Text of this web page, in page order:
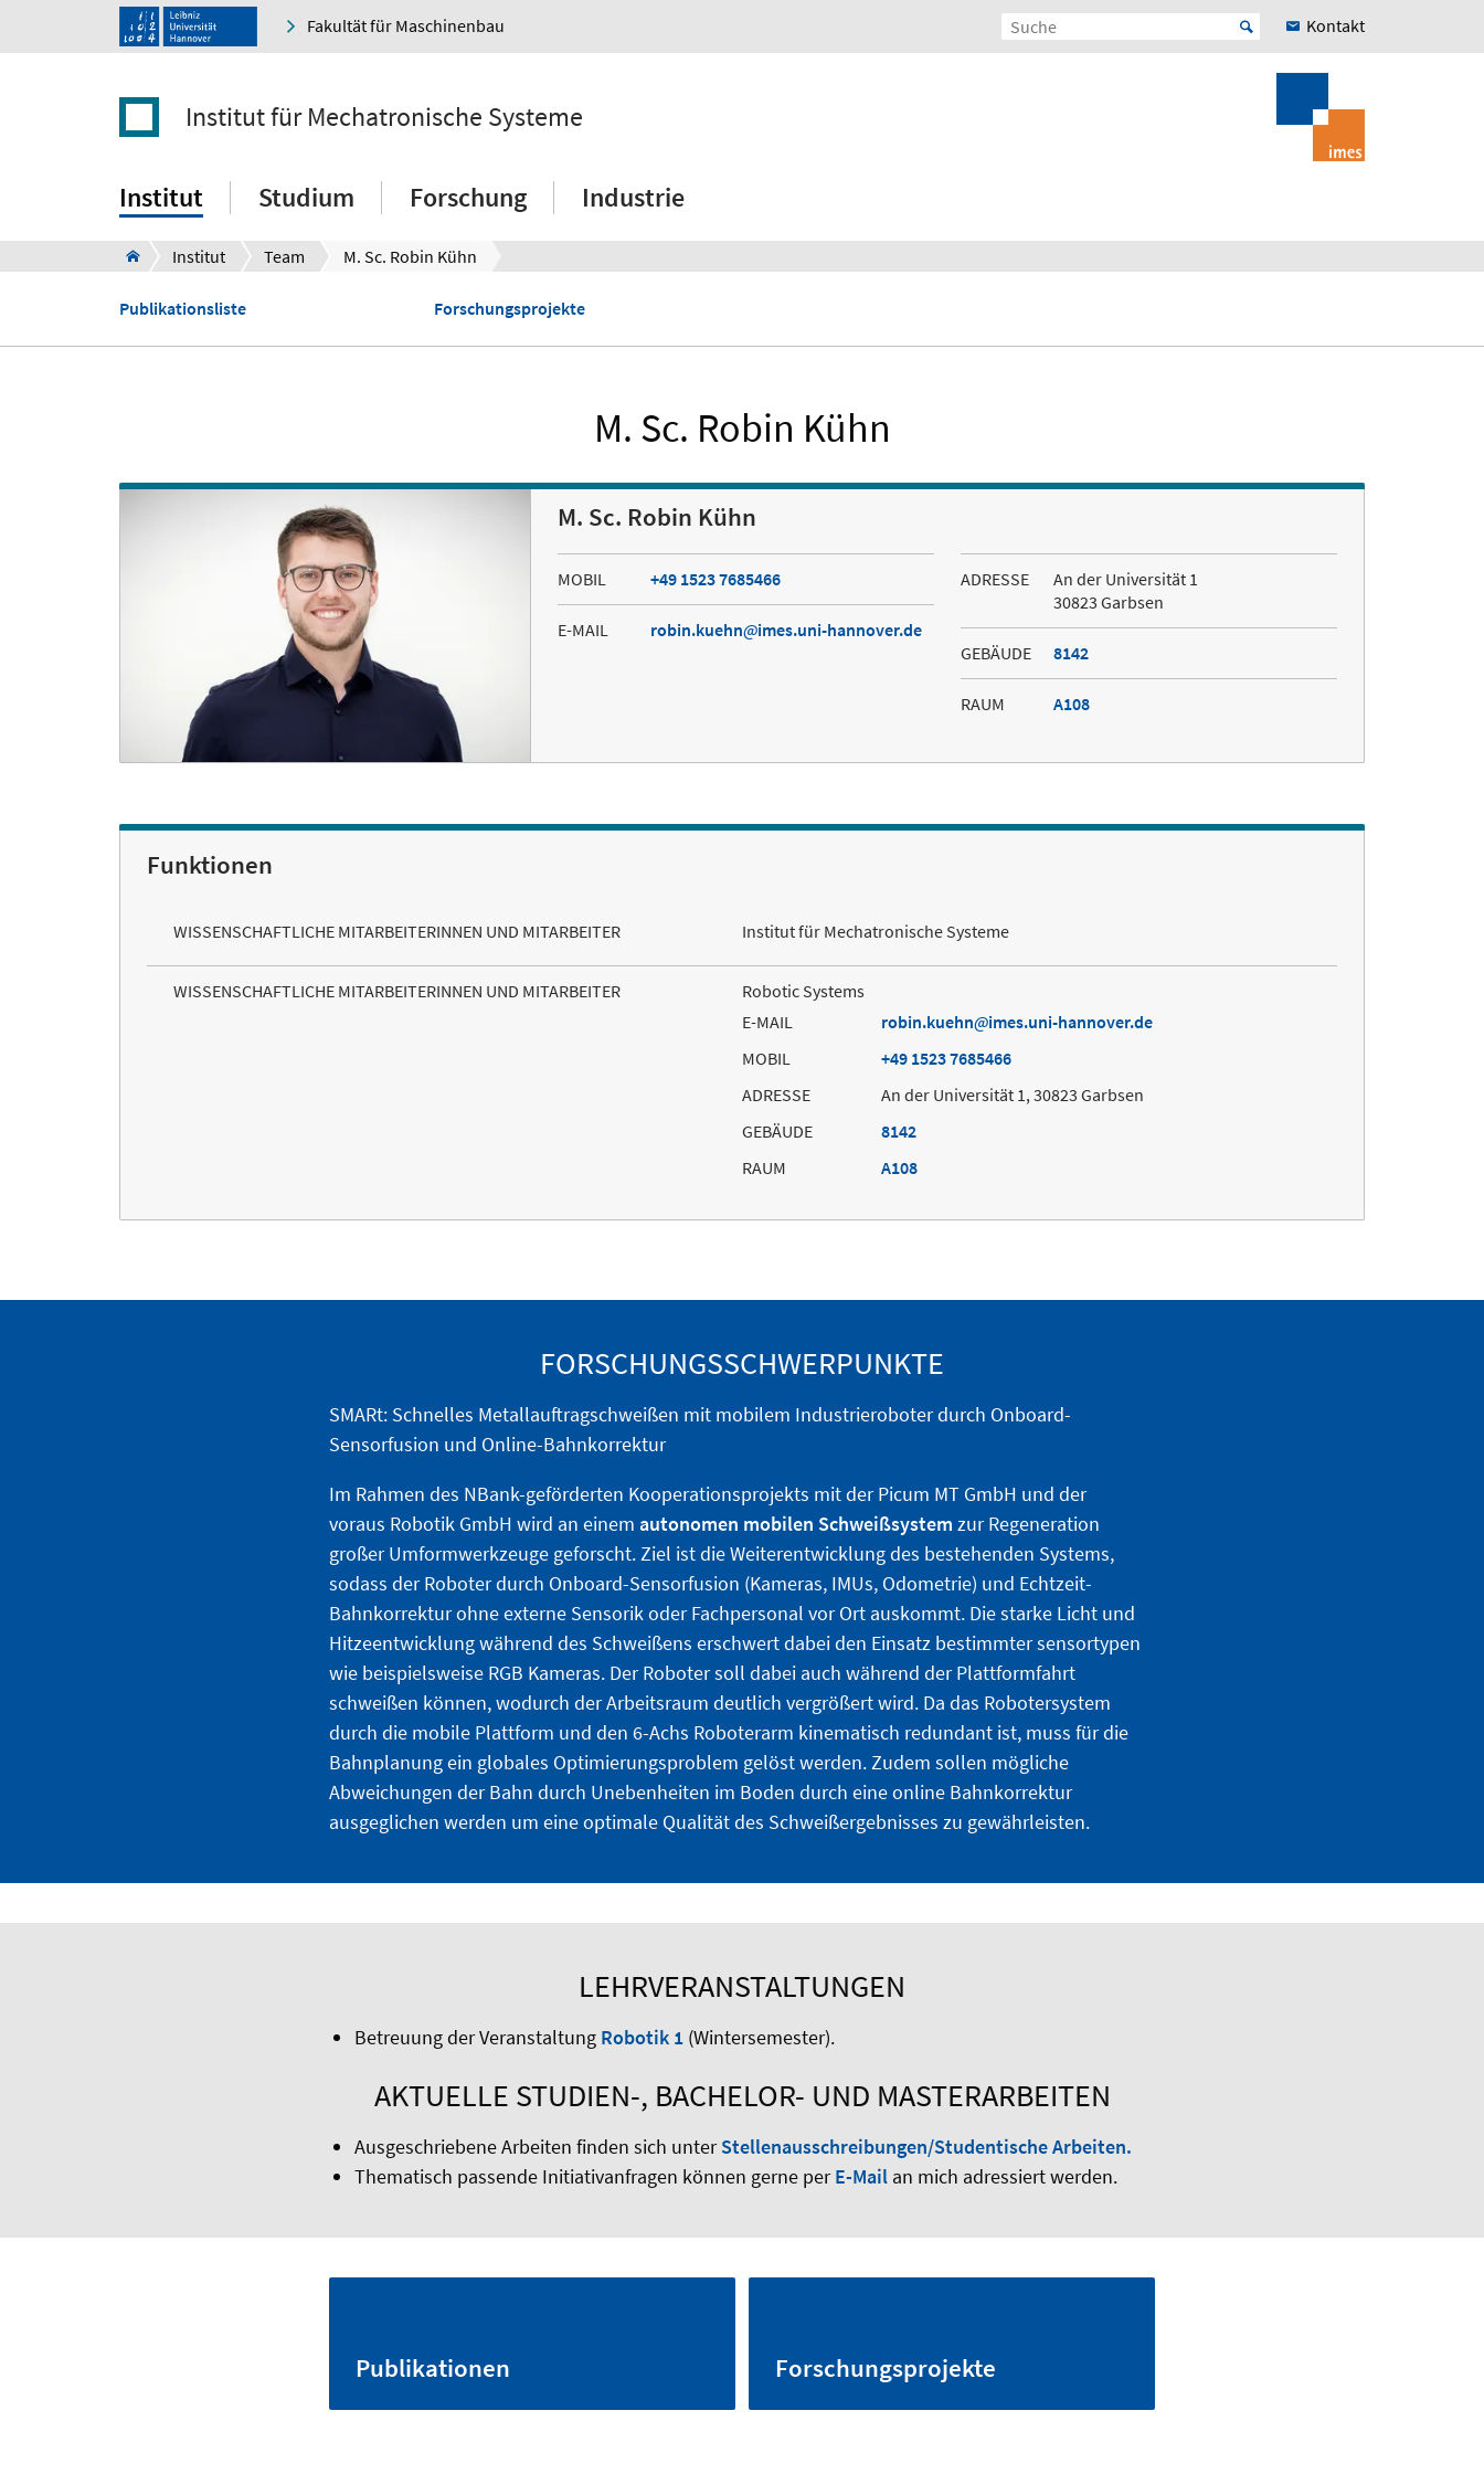
Fakultät für Maschinenbau Kontakt
Institut für Mechatronische Systeme
Institut Studium Forschung Industrie
Institut Team M. Sc. Robin Kühn
Publikationsliste Forschungsprojekte
M. Sc. Robin Kühn
M. Sc. Robin Kühn
MOBIL +49 1523 7685466
E-MAIL robin.kuehn imes.uni-hannover.de
ADRESSE
An der Universität 1
30823 Garbsen
GEBÄUDE 8142
RAUM A108
Funktionen
WISSENSCHAFTLICHE MITARBEITERINNEN UND MITARBEITER Institut für Mechatronische Systeme
WISSENSCHAFTLICHE MITARBEITERINNEN UND MITARBEITER
Robotic Systems
E-MAIL
robin.kuehn
imes.uni-hannover.de
MOBIL
+49 1523 7685466
ADRESSE
An der Universität 1, 30823 Garbsen
GEBÄUDE
8142
RAUM
A108
FORSCHUNGSSCHWERPUNKTE
SMARt: Schnelles Metallauftragschweißen mit mobilem Industrieroboter durch Onboard-
Sensorfusion und Online-Bahnkorrektur
Im Rahmen des NBank-geförderten Kooperationsprojekts mit der Picum MT GmbH und der
voraus Robotik GmbH wird an einem autonomen mobilen Schweißsystem zur Regeneration
großer Umformwerkzeuge geforscht. Ziel ist die Weiterentwicklung des bestehenden Systems,
sodass der Roboter durch Onboard-Sensorfusion (Kameras, IMUs, Odometrie) und Echtzeit-
Bahnkorrektur ohne externe Sensorik oder Fachpersonal vor Ort auskommt. Die starke Licht und
Hitzeentwicklung während des Schweißens erschwert dabei den Einsatz bestimmter sensortypen
wie beispielsweise RGB Kameras. Der Roboter soll dabei auch während der Plattformfahrt
schweißen können, wodurch der Arbeitsraum deutlich vergrößert wird. Da das Robotersystem
durch die mobile Plattform und den 6-Achs Roboterarm kinematisch redundant ist, muss für die
Bahnplanung ein globales Optimierungsproblem gelöst werden. Zudem sollen mögliche
Abweichungen der Bahn durch Unebenheiten im Boden durch eine online Bahnkorrektur
ausgeglichen werden um eine optimale Qualität des Schweißergebnisses zu gewährleisten.
LEHRVERANSTALTUNGEN
Betreuung der Veranstaltung Robotik 1(Wintersemester).
AKTUELLE STUDIEN-, BACHELOR- UND MASTERARBEITEN
Ausgeschriebene Arbeiten finden sich unterStellenausschreibungen/Studentische Arbeiten.
Thematisch passende Initiativanfragen können gerne perE-Mailan mich adressiert werden.
Publikationen Forschungsprojekte